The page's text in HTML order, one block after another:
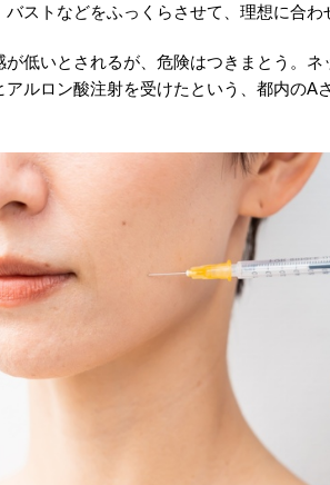
ストなどをふっくらさせて、理想に合わ
低いとされるが、危険はつきまとう。ネ
ルロン酸注射を受けたという、都内のA